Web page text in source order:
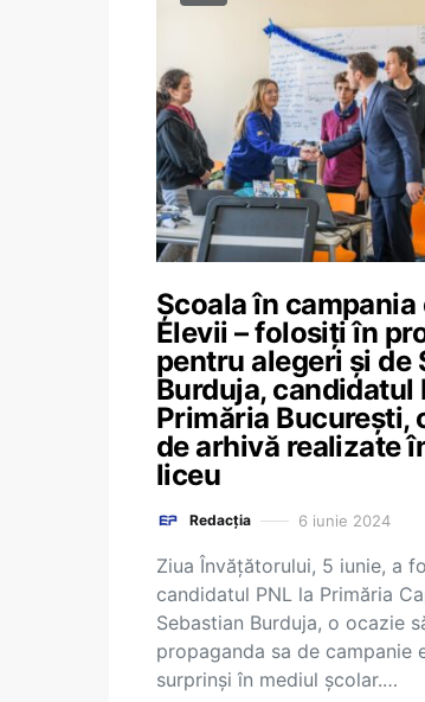
Școala în
Elevii – folosiți în
pentru alegeri și de
Burduja, candidatul
Primăria București,
de arhivă realizate
liceu
Redacția 6 iunie 2024
Ziua Învățătorului, 5 iunie, a
candidatul PNL la Primăria
Sebastian Burduja, o ocazie
propaganda sa de campanie
surprinși în mediul școlar.…